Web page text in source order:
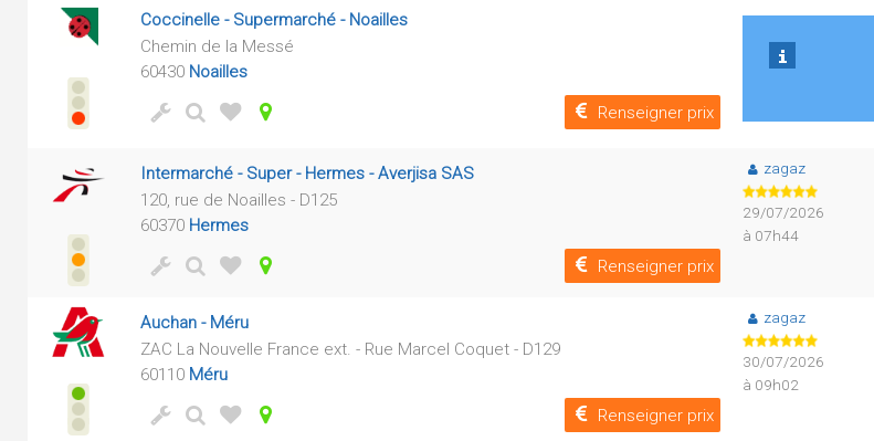
Coccinelle - Supermarché - Noailles
Chemin de la Messé
60430 Noailles
Renseigner prix
Intermarché - Super - Hermes - Averjisa SAS
120, rue de Noailles - D125
60370 Hermes
Renseigner prix
zagaz
29/07/2026
à 07h44
Auchan - Méru
ZAC La Nouvelle France ext. - Rue Marcel Coquet - D129
60110 Méru
Renseigner prix
zagaz
30/07/2026
à 09h02